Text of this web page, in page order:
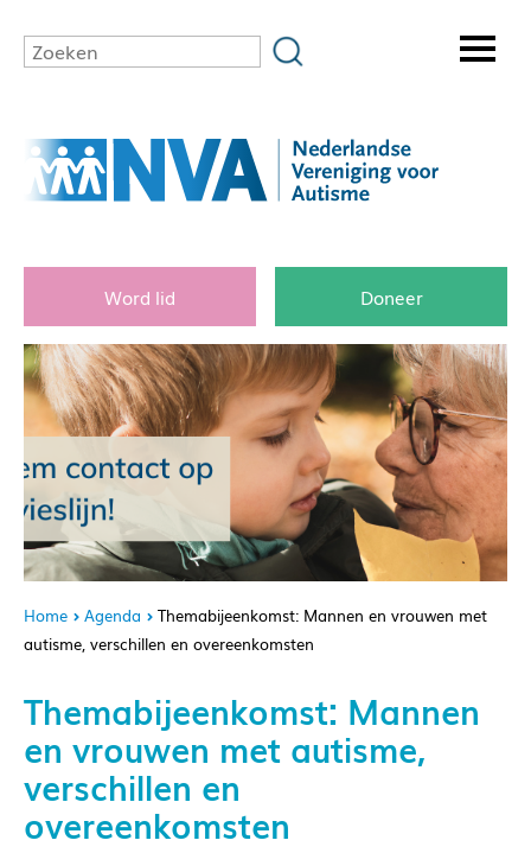
Word lid Doneer
Home Agenda
Themabijeenkomst: Mannen en vrouwen met
autisme, verschillen en overeenkomsten
Themabijeenkomst: Mannen
en vrouwen met autisme,
verschillen en
overeenkomsten